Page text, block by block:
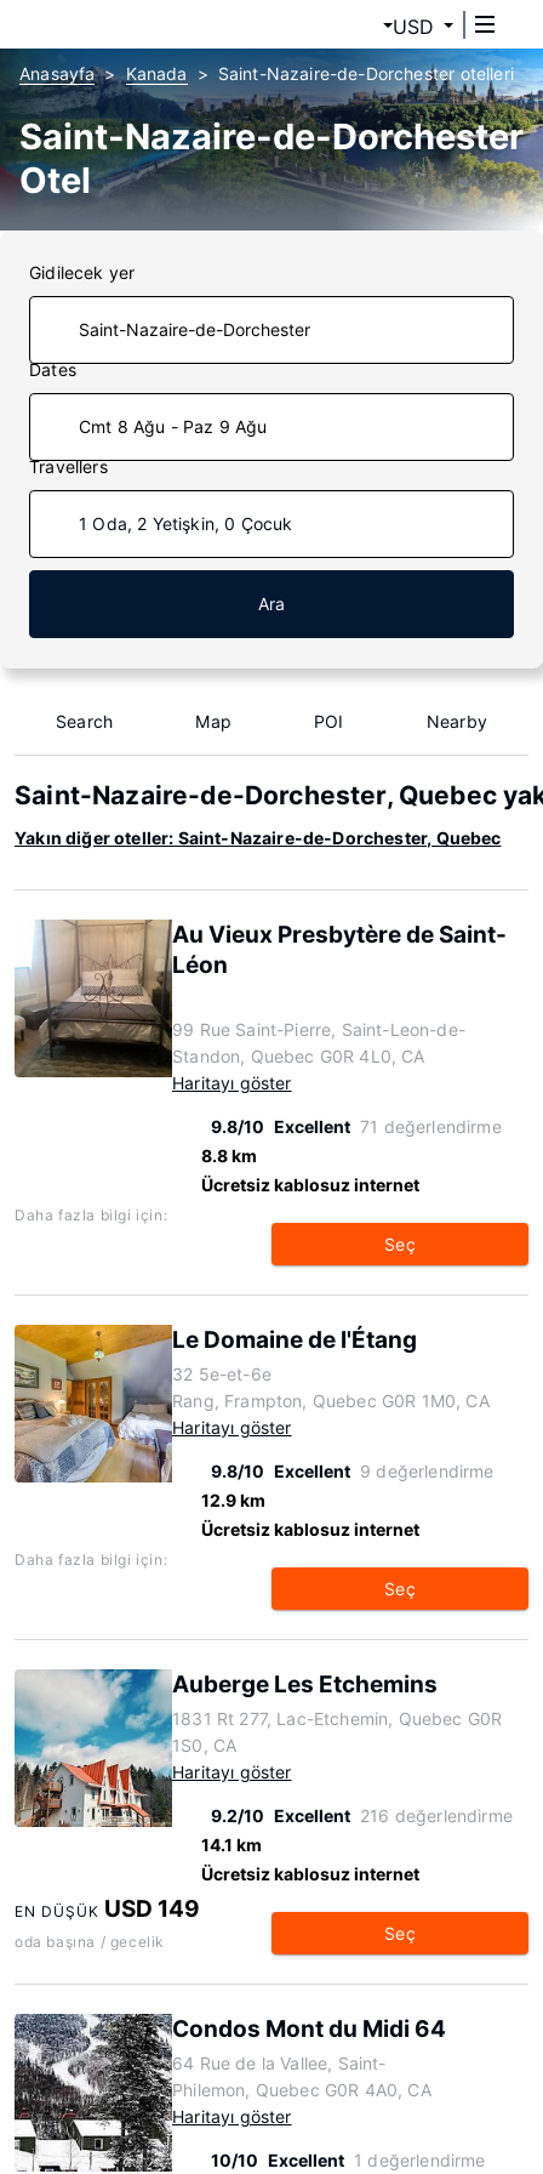
USD
Anasayfa Kanada Saint-Nazaire-de-Dorchester otelleri
Saint-Nazaire-de-Dorchester
Otel
Gidilecek yer
Dates
Cmt 8 Ağu - Paz 9 Ağu
Travellers
1 Oda, 2 Yetişkin, 0 Çocuk
Ara
Search Map POI Nearby
Saint-Nazaire-de-Dorchester, Quebec
Yakın diğer oteller: Saint-Nazaire-de-Dorchester, Quebec
Au Vieux Presbytère de Saint-
Léon
99 Rue Saint-Pierre, Saint-Leon-de-
Standon, Quebec G0R 4L0, CA
Haritayı göster
9.8/10 Excellent 71 değerlendirme
8.8 km
Ücretsiz kablosuz internet
Daha fazla bilgi için:
Seç
Le Domaine de l'Étang
32 5e-et-6e
Rang, Frampton, Quebec G0R 1M0, CA
Haritayı göster
9.8/10 Excellent 9 değerlendirme
12.9 km
Ücretsiz kablosuz internet
Daha fazla bilgi için:
Seç
Auberge Les Etchemins
1831 Rt 277, Lac-Etchemin, Quebec G0R
1S0, CA
Haritayı göster
9.2/10 Excellent 216 değerlendirme
14.1 km
Ücretsiz kablosuz internet
EN DÜŞÜK USD 149
oda başına / gecelik Seç
Condos Mont du Midi 64
64 Rue de la Vallee, Saint-
Philemon, Quebec G0R 4A0, CA
Haritayı göster
10/10 Excellent 1 değerlendirme